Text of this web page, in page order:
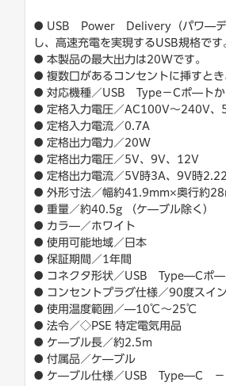
● USB Power Delivery（パワ―デリ
し、高速充電を実現するUSB規格です
● 本製品の最大出力は20Wです。
● 複数口があるコンセントに挿すと
● 対応機種／USB Type－Cポ―ト
● 定格入力電圧／AC100V～240V、
● 定格入力電流／0.7A
● 定格出力電力／20W
● 定格出力電圧／5V、9V、12V
● 定格出力電流／5V時3A、9V時
● 外形寸法／幅約41.9mm×奥行約
● 重量／約40.5g （ケ―ブル除く）
● カラ―／ホワイト
● 使用可能地域／日本
● 保証期間／1年間
● コネクタ形状／USB Type―Cポ
● コンセントプラグ仕様／90度スイ
● 使用温度範囲／―10℃～25℃
● 法令／◇PSE 特定電気用品
● ケ―ブル長／約2.5m
● 付属品／ケ―ブル
● ケ―ブル仕様／USB Type―C